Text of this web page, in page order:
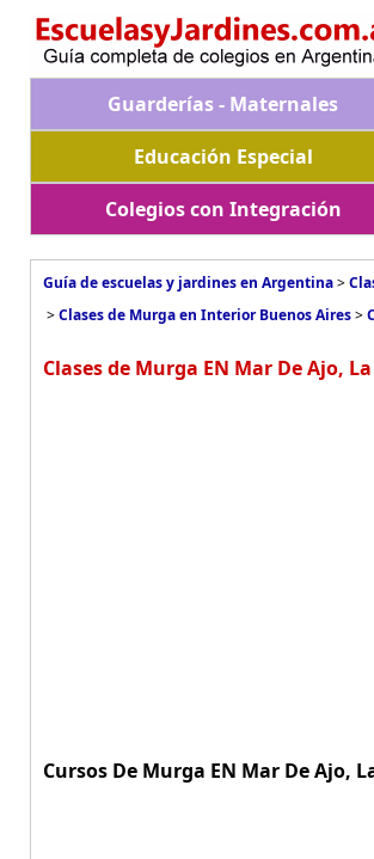
Guarderías - Maternales
Educación Especial
Colegios con Integración
Guía de escuelas y jardines en Argentina>
>Clases de Murga en Interior Buenos Aires>
Clases de Murga EN Mar De Ajo,
Cursos De Murga EN Mar De Ajo,